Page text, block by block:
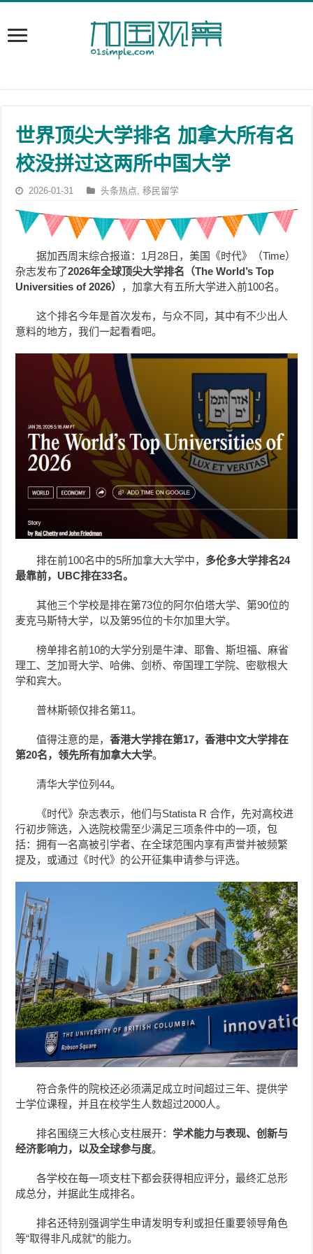
世界顶尖大学排名 加拿大所有名
校没拼过这两所中国大学
2026-01-31 头条热点,移民留学
据加西周末综合报道：1月28日，美国《时代》（Time）
杂志发布了2026年全球顶尖大学排名（The World’s Top
Universities of 2026）
，加拿大有五所大学进入前100名。
这个排名今年是首次发布，与众不同，其中有不少出人
意料的地方，我们一起看看吧。
排在前100名中的5所加拿大大学中， 多伦多大学排名24
最靠前，UBC排在33名。
其他三个学校是排在第73位的阿尔伯塔大学、第90位的
麦克马斯特大学，以及第95位的卡尔加里大学。
榜单排名前10的大学分别是牛津、耶鲁、斯坦福、麻省
理工、芝加哥大学、哈佛、剑桥、帝国理工学院、密歇根大
学和宾大。
普林斯顿仅排名第11。
值得注意的是，香港大学排在第17，香港中文大学排在
第20名，领先所有加拿大大学。
清华大学位列44。
《时代》杂志表示，他们与Statista R 合作，先对高校进
行初步筛选，入选院校需至少满足三项条件中的一项，包
括：拥有一名高被引学者、在全球范围内享有声誉并被频繁
提及，或通过《时代》的公开征集申请参与评选。
符合条件的院校还必须满足成立时间超过三年、提供学
士学位课程，并且在校学生人数超过2000人。
排名围绕三大核心支柱展开： 学术能力与表现、创新与
经济影响力，以及全球参与度。
各学校在每一项支柱下都会获得相应评分，最终汇总形
成总分，并据此生成排名。
排名还特别强调学生申请发明专利或担任重要领导角色
等“取得非凡成就”的能力。